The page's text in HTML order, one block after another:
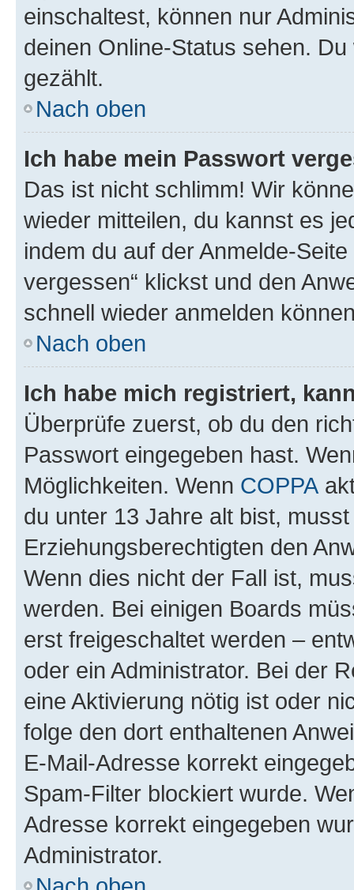
einschaltest, können nur
deinen Online-Status sehen.
gezählt.
Nach oben
Ich habe mein Passwort
Das ist nicht schlimm! Wir
wieder mitteilen, du kannst es
indem du auf der Anmelde-
vergessen“ klickst und den
schnell wieder anmelden
Nach oben
Ich habe mich registriert,
Überprüfe zuerst, ob du den
Passwort eingegeben hast.
Möglichkeiten. Wenn COPPA
du unter 13 Jahre alt bist,
Erziehungsberechtigten den
Wenn dies nicht der Fall ist,
werden. Bei einigen Boards
erst freigeschaltet werden –
oder ein Administrator. Bei der
eine Aktivierung nötig ist oder
folge den dort enthaltenen
E-Mail-Adresse korrekt
Spam-Filter blockiert wurde.
Adresse korrekt eingegeben
Administrator.